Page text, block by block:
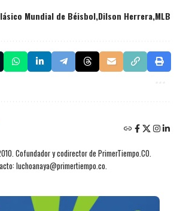
Mundial de Béisbol Dilson Herrera MLB
Cofundador y codirector de PrimerTiempo.CO.
luchoanaya@primertiempo.co.